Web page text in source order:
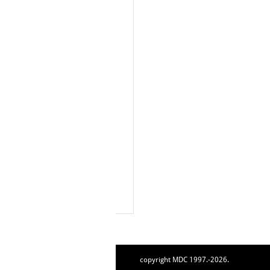
copyright MDC 1997.-2026.